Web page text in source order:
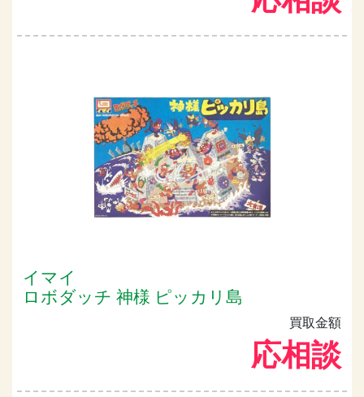
イマイ
ロボダッチ 神様 ピッカリ島
買取金額
応相談